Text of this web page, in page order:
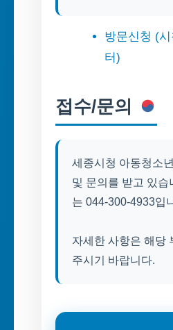
방문신청 (
터)
접수/문의
세종시청 아동청소
및 문의를 받고 있습
는 044-300-4933입
자세한 사항은 해당
주시기 바랍니다.